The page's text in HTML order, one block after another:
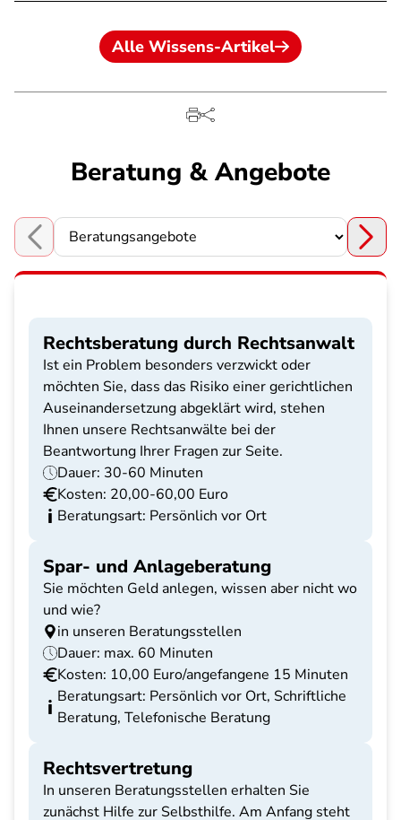
Alle Wissens-Artikel
Beratung & Angebote
Choose a section
Rechtsberatung durch Rechtsanwalt
Ist ein Problem besonders verzwickt oder
möchten Sie, dass das Risiko einer gerichtlichen
Auseinandersetzung abgeklärt wird, stehen
Ihnen unsere Rechtsanwälte bei der
Beantwortung Ihrer Fragen zur Seite.
Dauer: 30-60 Minuten
Kosten: 20,00-60,00 Euro
Beratungsart: Persönlich vor Ort
Spar- und Anlageberatung
Sie möchten Geld anlegen, wissen aber nicht wo
und wie?
in unseren Beratungsstellen
Dauer: max. 60 Minuten
Kosten: 10,00 Euro/angefangene 15 Minuten
Beratungsart: Persönlich vor Ort, Schriftliche
Beratung, Telefonische Beratung
Rechtsvertretung
In unseren Beratungsstellen erhalten Sie
zunächst Hilfe zur Selbsthilfe. Am Anfang steht